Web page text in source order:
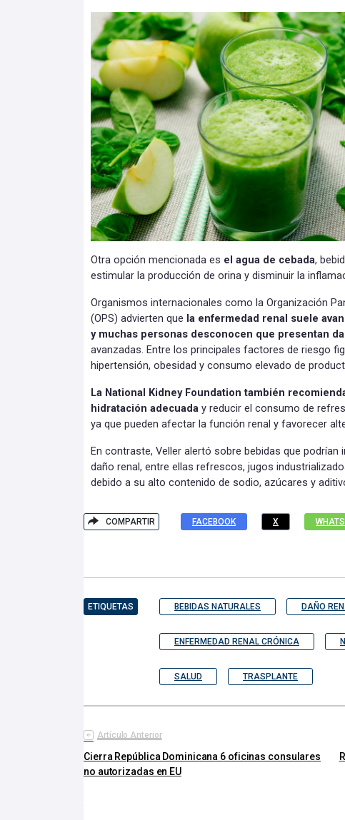
Otra opción mencionada es el agua de cebada,
estimular la producción de orina y disminuir la
Organismos internacionales como la Organización
(OPS) advierten que la enfermedad renal suele
y muchas personas desconocen que presentan
avanzadas. Entre los principales factores de riesgo
hipertensión, obesidad y consumo elevado de
La National Kidney Foundation también
hidratación adecuada y reducir el consumo de
ya que pueden afectar la función renal y favorecer
En contraste, Veller alertó sobre bebidas que podrían
daño renal, entre ellas refrescos, jugos
debido a su alto contenido de sodio, azúcares y
COMPARTIR FACEBOOK X
ETIQUETAS BEBIDAS NATURALES DAÑO
ENFERMEDAD RENAL CRÓNICA
SALUD TRASPLANTE
Artículo Anterior
Cierra República Dominicana 6 oficinas consulares
no autorizadas en EU